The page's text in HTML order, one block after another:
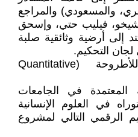
والمسعودي) والمراجع
فيليب حتي، وإسحق
إلى أرضية وثائقية صلبة
التحكيم.
ثانياً: التقييم الرقمي للأطروحة (Quantitative
المعتمدة في الجامعات
في العلوم الإنسانية
الرقمي التالي لمشروع